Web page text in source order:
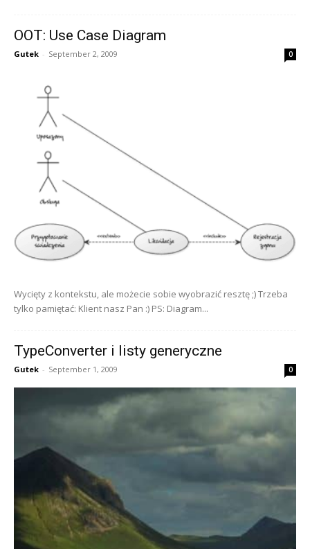
OOT: Use Case Diagram
Gutek - September 2, 2009 0
Wycięty z kontekstu, ale możecie sobie wyobrazić resztę ;) Trzeba
tylko pamiętać: Klient nasz Pan :) PS: Diagram...
TypeConverter i listy generyczne
Gutek - September 1, 2009 0